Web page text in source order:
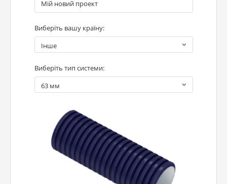
Виберіть вашу країну:
Інше
Виберіть тип системи:
63 мм